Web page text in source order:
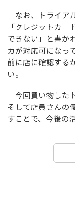
なお、トライア
「クレジットカ
できない」と書か
カが対応可になっ
前に店に確認する
い。
今回買い物した
そして店員さんの
すことで、今後の